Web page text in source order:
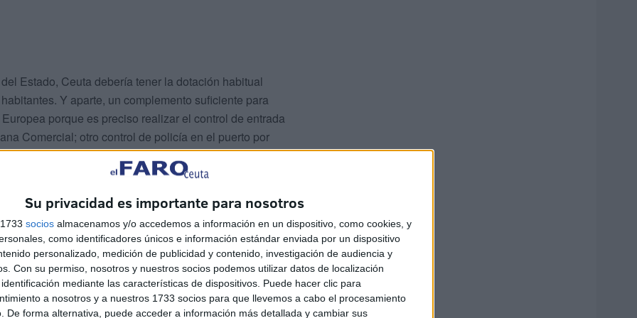
Su privacidad es importante para nosotros
socios almacenamos y/o accedemos a información en un dispositivo, como cookies, y
como identificadores únicos e información estándar enviada por un dispositivo
personalizado, medición de publicidad y contenido, investigación de audiencia y
Con su permiso, nosotros y nuestros socios podemos utilizar datos de localización
mediante las características de dispositivos. Puede hacer clic para
a nosotros y a nuestros 1733 socios para que llevemos a cabo el procesamiento
De forma alternativa, puede acceder a información más detallada y cambiar sus
Estado, Ceuta debería tener la dotación habitual
Y aparte, un complemento suficiente para
porque es preciso realizar el control de entrada
Comercial; otro control de policía en el puerto por
en Algeciras porque no pertenecemos a la Unión
también porque existe un impuesto local.
de orden público debería tener previsto personal
en cuenta los peligros de la valla y, desde
de intervención rápida, para actuar en casos
se repitió, aunque en menor proporción, tres años